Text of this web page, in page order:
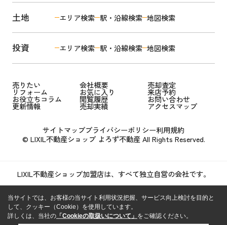
土地 エリア検索 駅・沿線検索 地図検索
投資 エリア検索 駅・沿線検索 地図検索
売りたい
リフォーム
お役立ちコラム
更新情報
会社概要
お気に入り
閲覧履歴
売却実績
売却査定
来店予約
お問い合わせ
アクセスマップ
サイトマッププライバシーポリシー利用規約
© LIXIL不動産ショップ よろず不動産 All Rights Reserved.
LIXIL不動産ショップ加盟店は、すべて独立自営の会社です。
当サイトでは、お客様の当サイト利用状況把握、サービス向上検討を目的と
して、クッキー（Cookie）を使用しています。
詳しくは、当社の 「Cookieの取扱いについて」 をご確認ください。